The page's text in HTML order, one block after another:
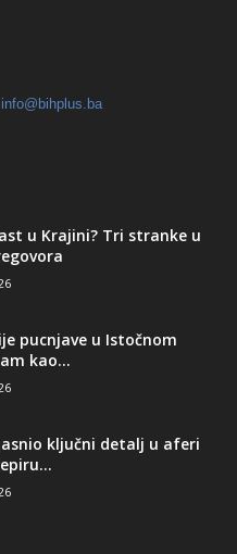
info@bihplus.ba
u Krajini? Tri stranke u
pucnjave u Istočnom
kao...
ključni detalj u aferi